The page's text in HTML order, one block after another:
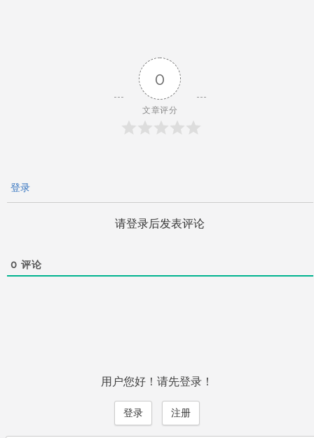
0
文章评分
登录
请登录后发表评论
0 评论
用户您好！请先登录！
登录 注册